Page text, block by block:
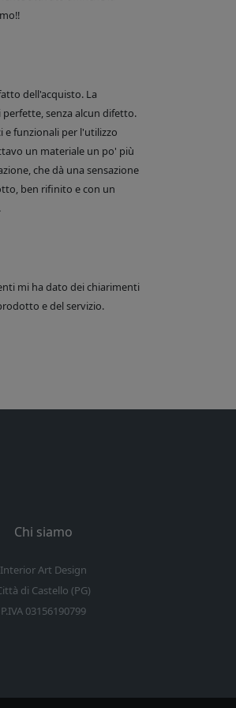
dell'acquisto. La
senza alcun difetto.
e funzionali per l'utilizzo
un materiale un po' più
che dà una sensazione
ben rifinito e con un
mi ha dato dei chiarimenti
e del servizio.
Chi siamo
Interior Art Design
di Castello (PG)
P.IVA 03156190799